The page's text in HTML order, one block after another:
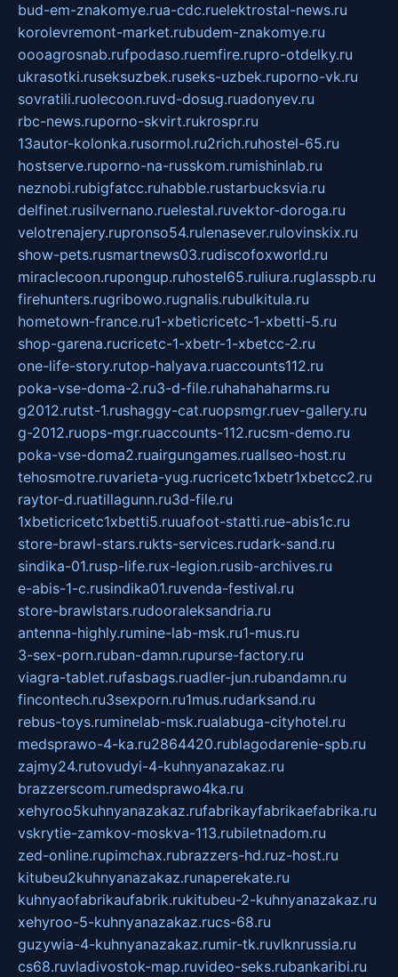
bud-em-znakomye.rua-cdc.ruelektrostal-news.ru
korolevremont-market.rubudem-znakomye.ru
oooagrosnab.rufpodaso.ruemfire.rupro-otdelky.ru
ukrasotki.ruseksuzbek.ruseks-uzbek.ruporno-vk.ru
sovratili.ruolecoon.ruvd-dosug.ruadonyev.ru
rbc-news.ruporno-skvirt.rukrospr.ru
13autor-kolonka.rusormol.ru2rich.ruhostel-65.ru
hostserve.ruporno-na-russkom.rumishinlab.ru
neznobi.rubigfatcc.ruhabble.rustarbucksvia.ru
delfinet.rusilvernano.ruelestal.ruvektor-doroga.ru
velotrenajery.rupronso54.rulenasever.rulovinskix.ru
show-pets.rusmartnews03.rudiscofoxworld.ru
miraclecoon.rupongup.ruhostel65.ruliura.ruglasspb.ru
firehunters.rugribowo.rugnalis.rubulkitula.ru
hometown-france.ru1-xbeticricetc-1-xbetti-5.ru
shop-garena.rucricetc-1-xbetr-1-xbetcc-2.ru
one-life-story.rutop-halyava.ruaccounts112.ru
poka-vse-doma-2.ru3-d-file.ruhahahaharms.ru
g2012.rutst-1.rushaggy-cat.ruopsmgr.ruev-gallery.ru
g-2012.ruops-mgr.ruaccounts-112.rucsm-demo.ru
poka-vse-doma2.ruairgungames.ruallseo-host.ru
tehosmotre.ruvarieta-yug.rucricetc1xbetr1xbetcc2.ru
raytor-d.ruatillagunn.ru3d-file.ru
1xbeticricetc1xbetti5.ruuafoot-statti.rue-abis1c.ru
store-brawl-stars.rukts-services.rudark-sand.ru
sindika-01.rusp-life.rux-legion.rusib-archives.ru
e-abis-1-c.rusindika01.ruvenda-festival.ru
store-brawlstars.rudooraleksandria.ru
antenna-highly.rumine-lab-msk.ru1-mus.ru
3-sex-porn.ruban-damn.rupurse-factory.ru
viagra-tablet.rufasbags.ruadler-jun.rubandamn.ru
fincontech.ru3sexporn.ru1mus.rudarksand.ru
rebus-toys.ruminelab-msk.rualabuga-cityhotel.ru
medsprawo-4-ka.ru2864420.rublagodarenie-spb.ru
zajmy24.rutovudyi-4-kuhnyanazakaz.ru
brazzerscom.rumedsprawo4ka.ru
xehyroo5kuhnyanazakaz.rufabrikayfabrikaefabrika.ru
vskrytie-zamkov-moskva-113.rubiletnadom.ru
zed-online.rupimchax.rubrazzers-hd.ruz-host.ru
kitubeu2kuhnyanazakaz.runaperekate.ru
kuhnyaofabrikaufabrik.rukitubeu-2-kuhnyanazakaz.ru
xehyroo-5-kuhnyanazakaz.rucs-68.ru
guzywia-4-kuhnyanazakaz.rumir-tk.ruvlknrussia.ru
cs68.ruvladivostok-map.ruvideo-seks.rubankaribi.ru